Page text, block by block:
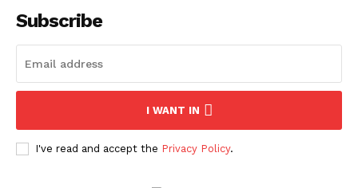
О нас
Subscribe
I WANT IN
I've read and accept the Privacy Policy.